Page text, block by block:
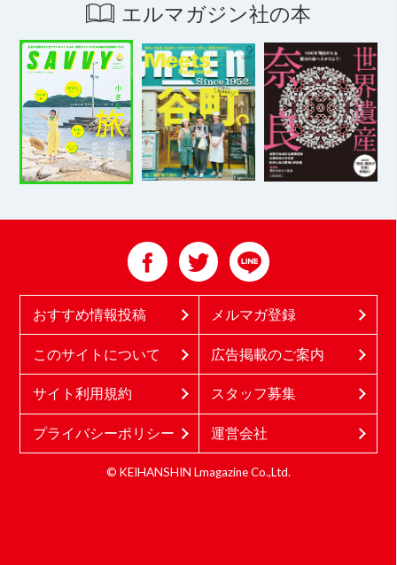
エルマガジン社の本
おすすめ情報投稿 メルマガ登録
このサイトについて 広告掲載のご案内
サイト利用規約 スタッフ募集
プライバシーポリシー 運営会社
© KEIHANSHIN Lmagazine Co.,Ltd.